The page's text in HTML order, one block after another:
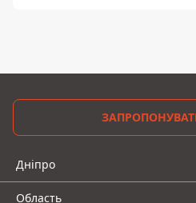
Дніпро
Область